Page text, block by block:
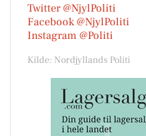
Twitter @NjylPoliti
Facebook @NjylPoliti
Instagram @Politi
Kilde: Nordjyllands Politi